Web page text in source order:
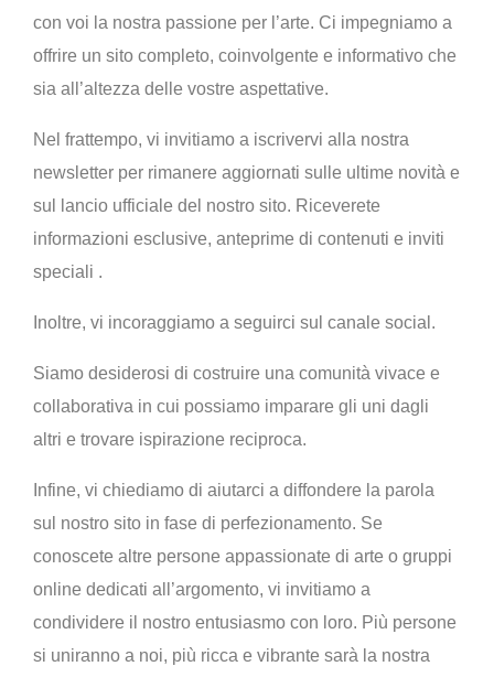
con voi la nostra passione per l’arte. Ci impegniamo a
offrire un sito completo, coinvolgente e informativo che
sia all’altezza delle vostre aspettative.
Nel frattempo, vi invitiamo a iscrivervi alla nostra
newsletter per rimanere aggiornati sulle ultime novità e
sul lancio ufficiale del nostro sito. Riceverete
informazioni esclusive, anteprime di contenuti e inviti
speciali .
Inoltre, vi incoraggiamo a seguirci sul canale social.
Siamo desiderosi di costruire una comunità vivace e
collaborativa in cui possiamo imparare gli uni dagli
altri e trovare ispirazione reciproca.
Infine, vi chiediamo di aiutarci a diffondere la parola
sul nostro sito in fase di perfezionamento. Se
conoscete altre persone appassionate di arte o gruppi
online dedicati all’argomento, vi invitiamo a
condividere il nostro entusiasmo con loro. Più persone
si uniranno a noi, più ricca e vibrante sarà la nostra